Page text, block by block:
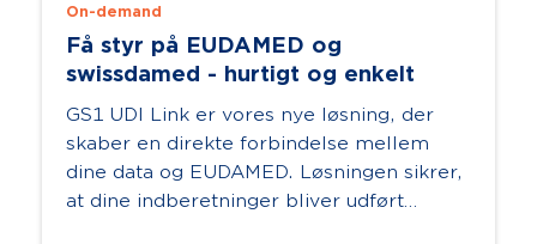
On-demand
Få styr på EUDAMED og
swissdamed - hurtigt og enkelt
GS1 UDI Link er vores nye løsning, der
skaber en direkte forbindelse mellem
dine data og EUDAMED. Løsningen sikrer,
at dine indberetninger bliver udført